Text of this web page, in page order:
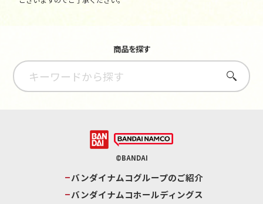
商品を探す
さがす
©BANDAI
バンダイナムコグループのご紹介
バンダイナムコホールディングス